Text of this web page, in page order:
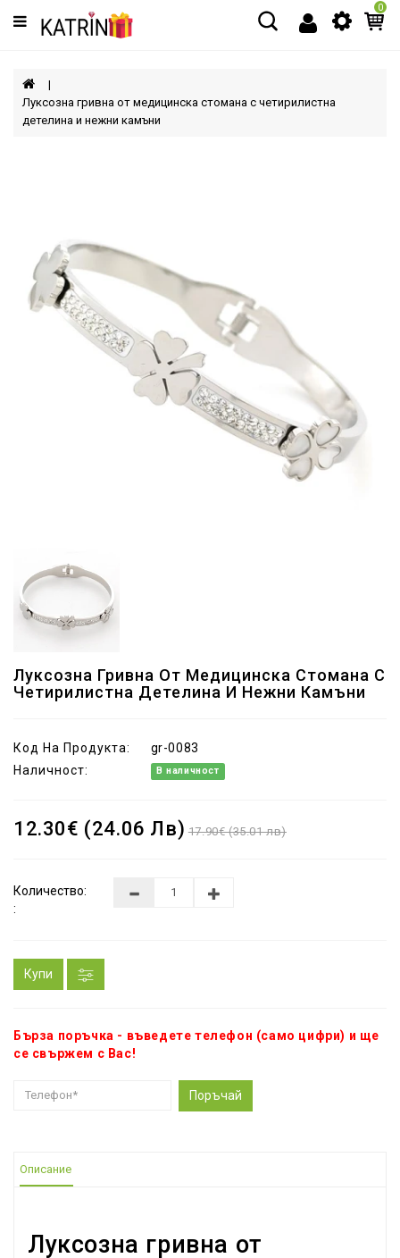
Категории
МЪЖЕ
ЖЕНИ
0
Луксозна гривна от медицинска стомана с четирилистна
детелина и нежни камъни
Луксозна Гривна От Медицинска Стомана С
Четирилистна Детелина И Нежни Камъни
Код На Продукта:
gr-0083
Наличност:
В наличност
12.30€ (24.06 Лв) 17.90€ (35.01 лв)
Количество:
:
Купи
Бърза поръчка - въведете телефон (само цифри) и ще
се свържем с Вас!
Поръчай
Описание
Луксозна гривна от